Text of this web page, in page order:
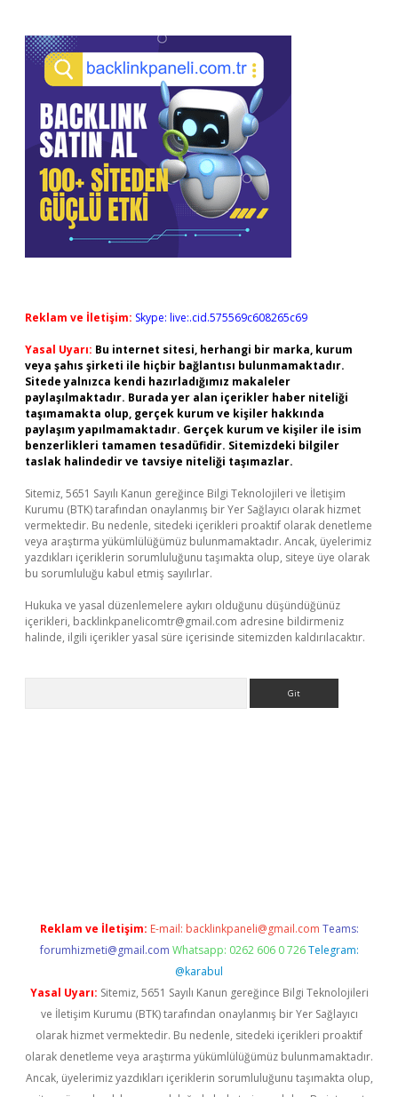
Reklam ve İletişim: Skype: live:.cid.575569c608265c69
Yasal Uyarı: Bu internet sitesi, herhangi bir marka, kurum
veya şahıs şirketi ile hiçbir bağlantısı bulunmamaktadır.
Sitede yalnızca kendi hazırladığımız makaleler
paylaşılmaktadır. Burada yer alan içerikler haber niteliği
taşımamakta olup, gerçek kurum ve kişiler hakkında
paylaşım yapılmamaktadır. Gerçek kurum ve kişiler ile isim
benzerlikleri tamamen tesadüfidir. Sitemizdeki bilgiler
taslak halindedir ve tavsiye niteliği taşımazlar.
Sitemiz, 5651 Sayılı Kanun gereğince Bilgi Teknolojileri ve İletişim
Kurumu (BTK) tarafından onaylanmış bir Yer Sağlayıcı olarak hizmet
vermektedir. Bu nedenle, sitedeki içerikleri proaktif olarak denetleme
veya araştırma yükümlülüğümüz bulunmamaktadır. Ancak, üyelerimiz
yazdıkları içeriklerin sorumluluğunu taşımakta olup, siteye üye olarak
bu sorumluluğu kabul etmiş sayılırlar.
Hukuka ve yasal düzenlemelere aykırı olduğunu düşündüğünüz
içerikleri, backlinkpanelicomtr@gmail.com adresine bildirmeniz
halinde, ilgili içerikler yasal süre içerisinde sitemizden kaldırılacaktır.
Reklam ve İletişim: E-mail: backlinkpaneli@gmail.com Teams:
forumhizmeti@gmail.com Whatsapp: 0262 606 0 726 Telegram:
@karabul
Yasal Uyarı: Sitemiz, 5651 Sayılı Kanun gereğince Bilgi Teknolojileri
ve İletişim Kurumu (BTK) tarafından onaylanmış bir Yer Sağlayıcı
olarak hizmet vermektedir. Bu nedenle, sitedeki içerikleri proaktif
olarak denetleme veya araştırma yükümlülüğümüz bulunmamaktadır.
Ancak, üyelerimiz yazdıkları içeriklerin sorumluluğunu taşımakta olup,